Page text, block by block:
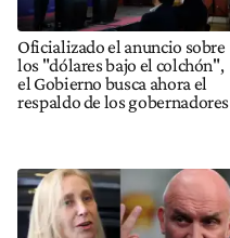
Oficializado el anuncio sobre
los "dólares bajo el colchón",
el Gobierno busca ahora el
respaldo de los gobernadores